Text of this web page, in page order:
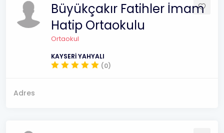
Büyükçakır Fatihler İmam
Hatip Ortaokulu
Ortaokul
KAYSERİ YAHYALI
(0)
Adres